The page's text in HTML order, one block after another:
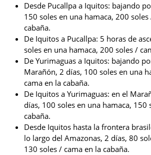
Desde Pucallpa a Iquitos: bajando
150 soles en una hamaca, 200
cabaña.
De Iquitos a Pucallpa: 5 horas de
soles en una hamaca, 200 soles /
De Yurimaguas a Iquitos: bajando
Marañón, 2 días, 100 soles en una
cama en la cabaña.
De Iquitos a Yurimaguas: en el
días, 100 soles en una hamaca, 150
cabaña.
Desde Iquitos hasta la frontera
lo largo del Amazonas, 2 días, 80
130 soles / cama en la cabaña.